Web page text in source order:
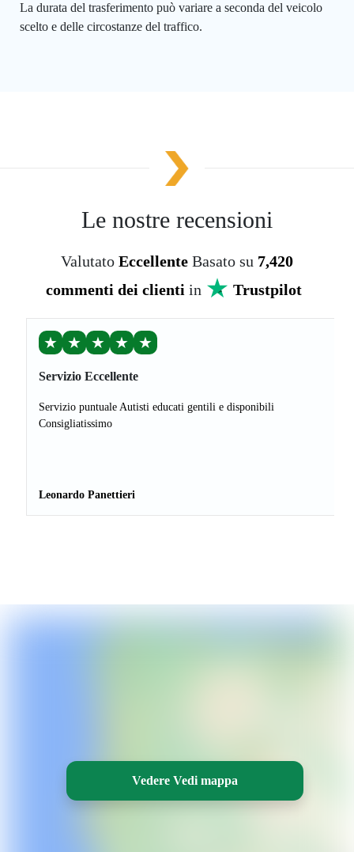
La durata del trasferimento può variare a seconda del veicolo
scelto e delle circostanze del traffico.
Le nostre recensioni
Valutato Eccellente Basato su 7,420
commenti dei clienti in Trustpilot
★ ★ ★ ★ ★
Servizio Eccellente
Servizio puntuale Autisti educati gentili e disponibili
Consigliatissimo
Leonardo Panettieri
Vedere Vedi mappa